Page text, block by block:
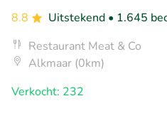
8.8
Uitstekend • 1.645
Restaurant Meat & Co
Alkmaar (0km)
Verkocht: 232